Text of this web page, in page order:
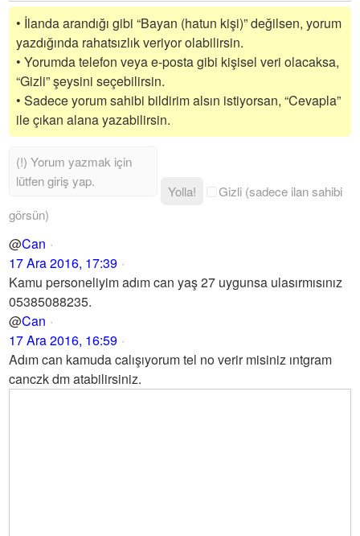
• İlanda arandığı gibi “Bayan (hatun kişi)” değilsen, yorum
yazdığında rahatsızlık veriyor olabilirsin.
• Yorumda telefon veya e-posta gibi kişisel veri olacaksa,
“Gizli” şeysini seçebilirsin.
• Sadece yorum sahibi bildirim alsın istiyorsan, “Cevapla”
ile çıkan alana yazabilirsin.
Yolla!
Gizli (sadece ilan sahibi
görsün)
@Can
17 Ara 2016, 17:39
Kamu personeliyim adım can yaş 27 uygunsa ulasırmısınız
05385088235.
@Can
17 Ara 2016, 16:59
Adım can kamuda calışıyorum tel no verir misiniz ıntgram
canczk dm atabilirsiniz.